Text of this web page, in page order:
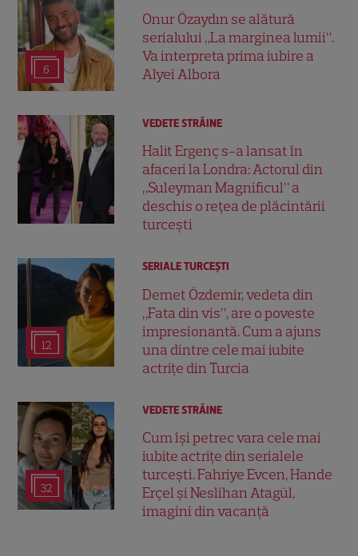
6
Onur Özaydın se alătură
serialului „La marginea lumii”.
Va interpreta prima iubire a
Alyei Albora
VEDETE STRĂINE
Halit Ergenç s-a lansat în
afaceri la Londra: Actorul din
„Suleyman Magnificul” a
deschis o rețea de plăcintării
turcești
12
SERIALE TURCEŞTI
Demet Özdemir, vedeta din
„Fata din vis”, are o poveste
impresionantă. Cum a ajuns
una dintre cele mai iubite
actrițe din Turcia
32
VEDETE STRĂINE
Cum își petrec vara cele mai
iubite actrițe din serialele
turcești. Fahriye Evcen, Hande
Erçel și Neslihan Atagül,
imagini din vacanță